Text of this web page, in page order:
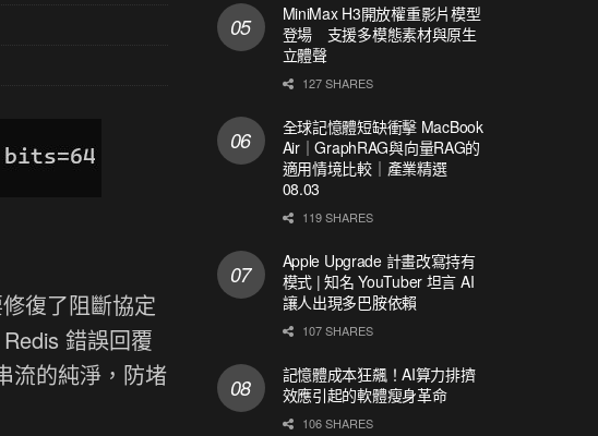
復了阻斷協定
錯誤回覆
流的純淨，防堵
MiniMax H3開放權重影片模型
登場 支援多模態素材與原生
立體聲
127 SHARES
全球記憶體短缺衝擊 MacBook
Air｜GraphRAG與向量RAG的
適用情境比較｜產業精選
08.03
119 SHARES
Apple Upgrade 計畫改寫持有
模式 | 知名 YouTuber 坦言 AI
讓人出現多巴胺依賴
107 SHARES
記憶體成本狂飆！AI算力排擠
效應引起的軟體瘦身革命
106 SHARES